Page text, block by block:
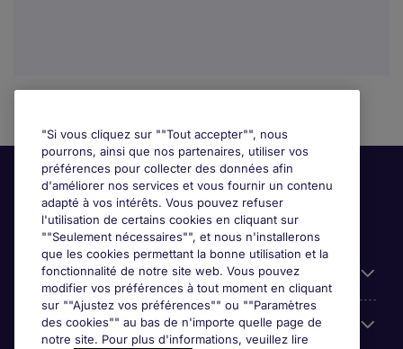
Liens utiles
Prix
"Si vous cliquez sur ""Tout accepter"", nous
pourrons, ainsi que nos partenaires, utiliser vos
préférences pour collecter des données afin
d'améliorer nos services et vous fournir un contenu
adapté à vos intérêts. Vous pouvez refuser
l'utilisation de certains cookies en cliquant sur
""Seulement nécessaires"", et nous n'installerons
que les cookies permettant la bonne utilisation et la
fonctionnalité de notre site web. Vous pouvez
modifier vos préférences à tout moment en cliquant
sur ""Ajustez vos préférences"" ou ""Paramètres
des cookies"" au bas de n'importe quelle page de
notre site. Pour plus d'informations, veuillez lire